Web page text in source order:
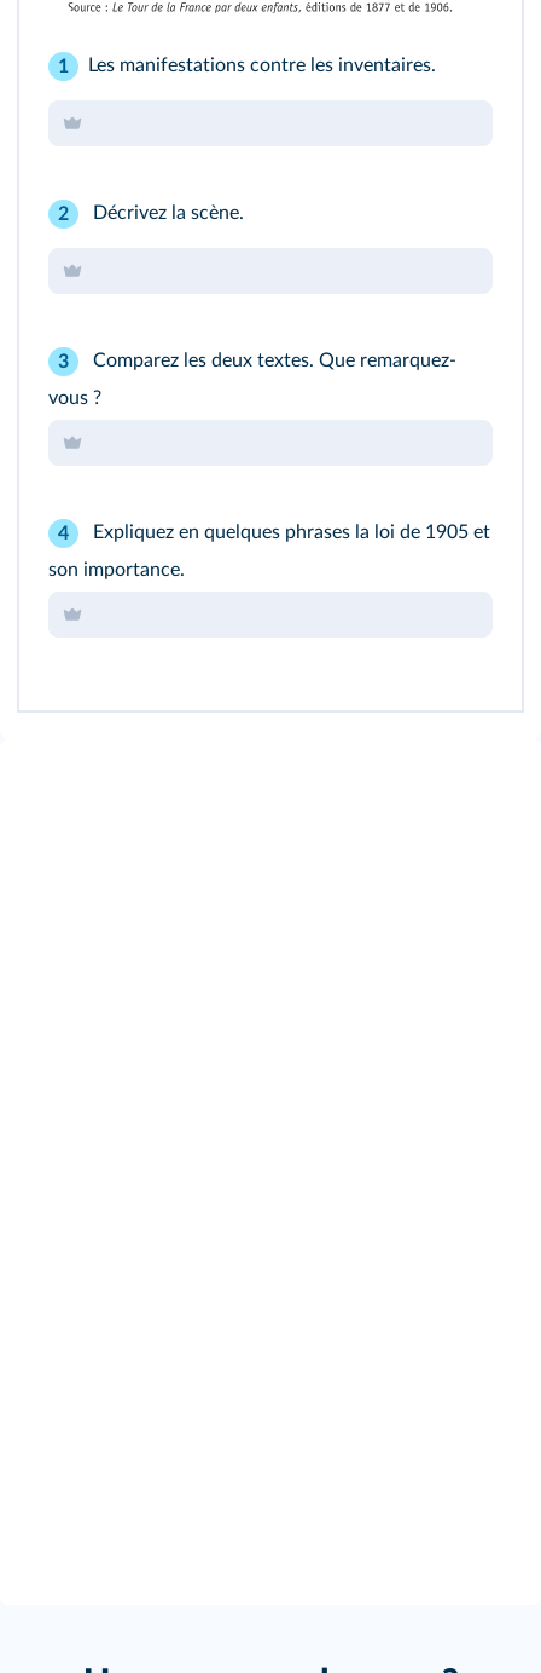
1 Les manifestations contre les inventaires.
2 Décrivez la scène.
3
Comparez les deux textes. Que remarquez-
vous ?
4
Expliquez en quelques phrases la loi de 1905 et
son importance.